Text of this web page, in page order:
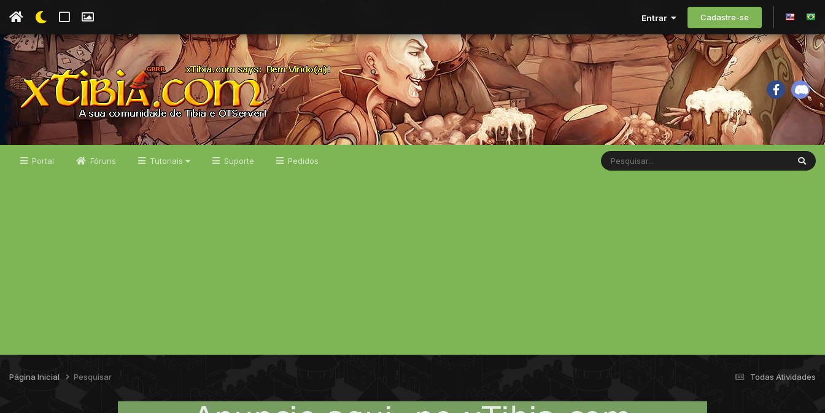
Entrar Cadastre-se
Portal Fóruns Tutoriais Suporte Pedidos
Todas Atividades
Página Inicial Pesquisar